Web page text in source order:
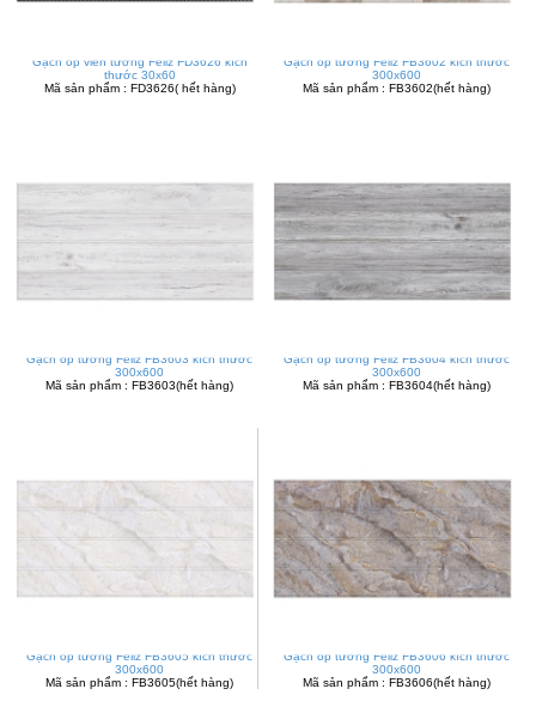
Gạch ốp viền tường Feliz FD3626 kích
thước 30x60
Mã sản phẩm : FD3626( hết hàng)
Gạch ốp tường Feliz FB3602 kích thước
300x600
Mã sản phẩm : FB3602(hết hàng)
Gạch ốp tường Feliz FB3603 kích thước
300x600
Mã sản phẩm : FB3603(hết hàng)
Gạch ốp tường Feliz FB3604 kích thước
300x600
Mã sản phẩm : FB3604(hết hàng)
Gạch ốp tường Feliz FB3605 kích thước
300x600
Mã sản phẩm : FB3605(hết hàng)
Gạch ốp tường Feliz FB3606 kích thước
300x600
Mã sản phẩm : FB3606(hết hàng)